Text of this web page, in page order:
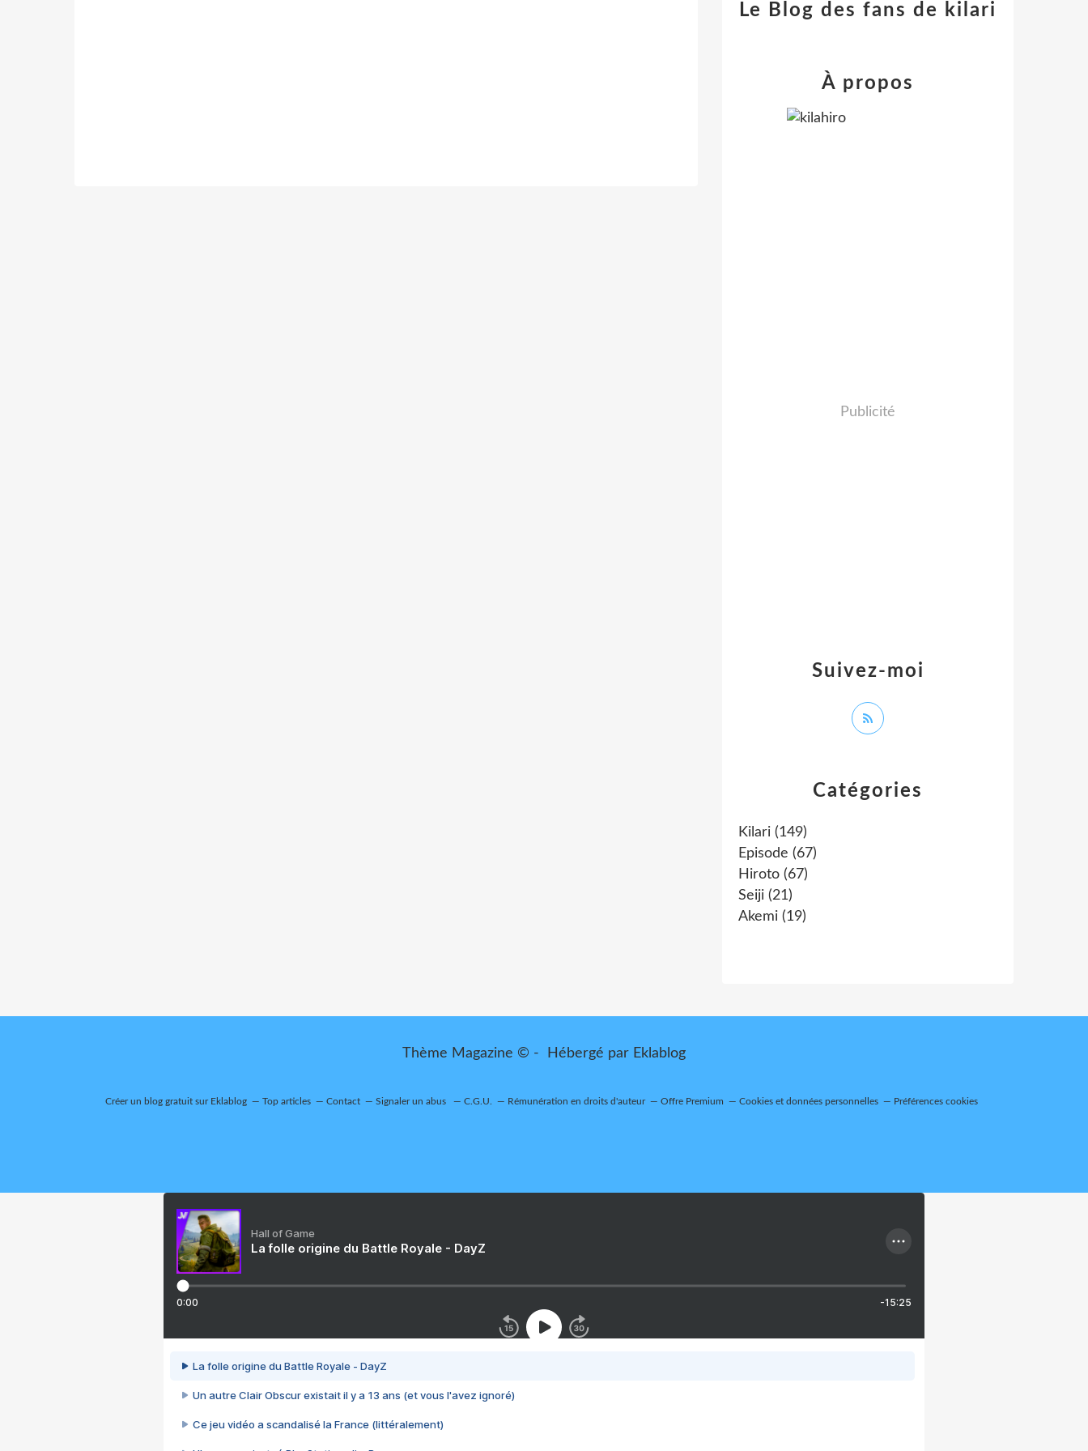
Catégories
Kilari (149)
Episode (67)
Hiroto (67)
Seiji (21)
Akemi (19)
Le Blog des fans de kilari
Suivez-moi
À propos
Publicité
Thème Magazine © - Hébergé par Eklablog
Créer un blog gratuit sur Eklablog Top articles Contact Signaler un abus C.G.U. Rémunération en droits d'auteur Offre Premium Cookies et données personnelles Préférences cookies
Hall of Game
La folle origine du Battle Royale - DayZ
0:00 -15:25
La folle origine du Battle Royale - DayZ
Un autre Clair Obscur existait il y a 13 ans (et vous l'avez ignoré)
Ce jeu vidéo a scandalisé la France (littéralement)